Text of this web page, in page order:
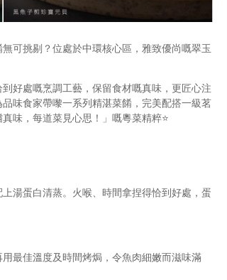
可挑剔？位處於中環核心區，雅致優尚嘅翠玉
好處嘅烹調工藝，保留食材嘅真味，更匠心注
味食家帶嚟一系列精湛菜餚，完美配搭一級茗
味，每道菜見心思！」嘅粵菜精粹⭐️
湯蛋白清蒸。火喉、時間拿捏得恰到好處，蛋
最佳溫度及時間烤焗，令魚肉細嫩而滋味滿